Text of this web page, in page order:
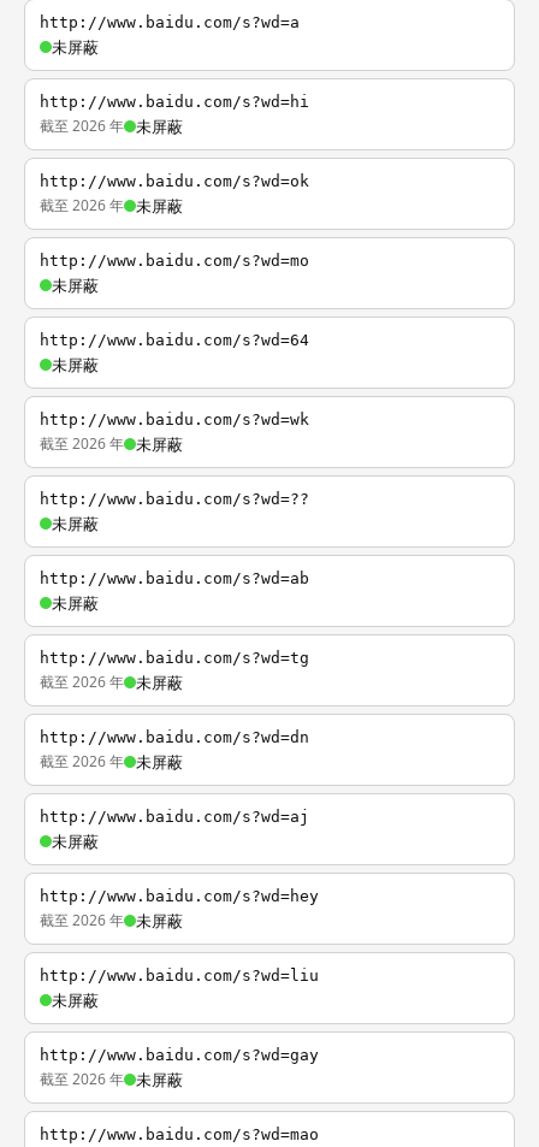
http://www.baidu.com/s?wd=a
未屏蔽
http://www.baidu.com/s?wd=hi
截至 2026 年 未屏蔽
http://www.baidu.com/s?wd=ok
截至 2026 年 未屏蔽
http://www.baidu.com/s?wd=mo
未屏蔽
http://www.baidu.com/s?wd=64
未屏蔽
http://www.baidu.com/s?wd=wk
截至 2026 年 未屏蔽
http://www.baidu.com/s?wd=??
未屏蔽
http://www.baidu.com/s?wd=ab
未屏蔽
http://www.baidu.com/s?wd=tg
截至 2026 年 未屏蔽
http://www.baidu.com/s?wd=dn
截至 2026 年 未屏蔽
http://www.baidu.com/s?wd=aj
未屏蔽
http://www.baidu.com/s?wd=hey
截至 2026 年 未屏蔽
http://www.baidu.com/s?wd=liu
未屏蔽
http://www.baidu.com/s?wd=gay
截至 2026 年 未屏蔽
http://www.baidu.com/s?wd=mao